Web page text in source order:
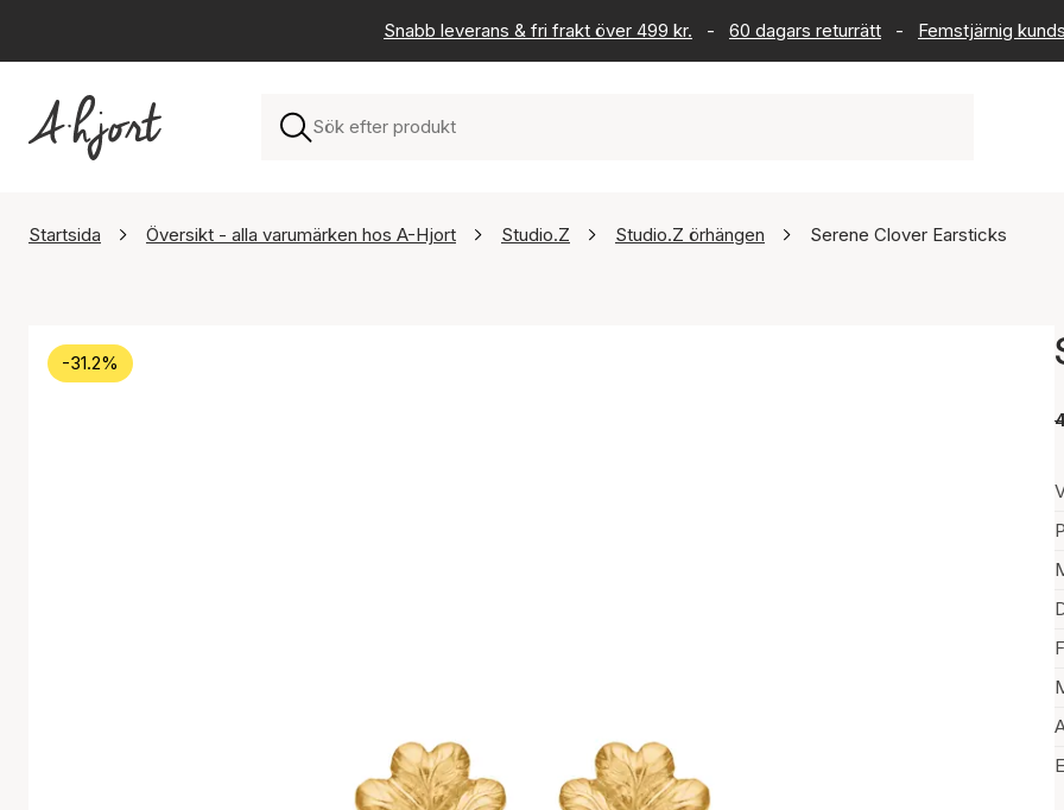
Snabb leverans & fri frakt över 499 kr. - 60 dagars returrätt - Femstjärnig
Startsida Översikt - alla varumärken hos A-Hjort Studio.Z Studio.Z örhängen Serene Clover Earsticks
-31.2%